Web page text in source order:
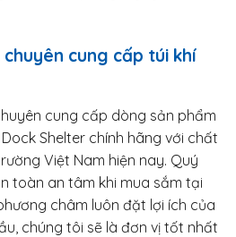
chuyên cung cấp túi khí
cung cấp dòng sản phẩm
Shelter chính hãng với chất
Việt Nam hiện nay. Quý
toàn an tâm khi mua sắm tại
châm luôn đặt lợi ích của
chúng tôi sẽ là đơn vị tốt nhất